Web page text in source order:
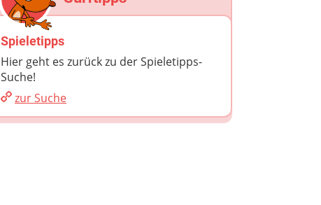
Spieletipps
Hier geht es zurück zu der Spieletipps-
Suche!
zur Suche